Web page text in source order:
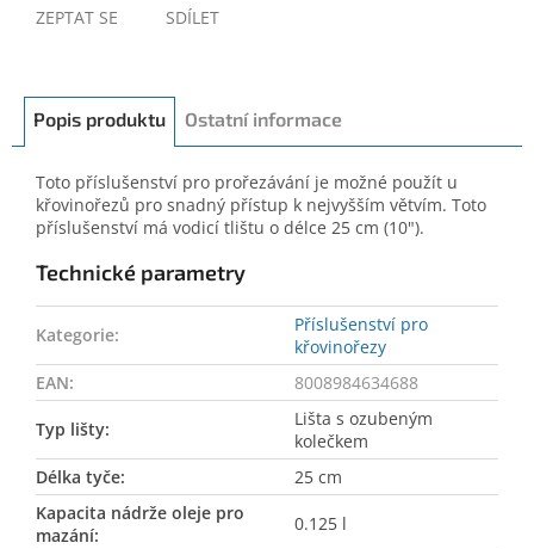
ZEPTAT SE SDÍLET
Popis produktu Ostatní informace
Toto příslušenství pro prořezávání je možné použít u
křovinořezů pro snadný přístup k nejvyšším větvím. Toto
příslušenství má vodicí tlištu o délce 25 cm (10").
Technické parametry
Kategorie:
Příslušenství pro
křovinořezy
EAN: 8008984634688
Typ lišty:
Lišta s ozubeným
kolečkem
Délka tyče:
25 cm
Kapacita nádrže oleje pro
mazání:
0.125 l